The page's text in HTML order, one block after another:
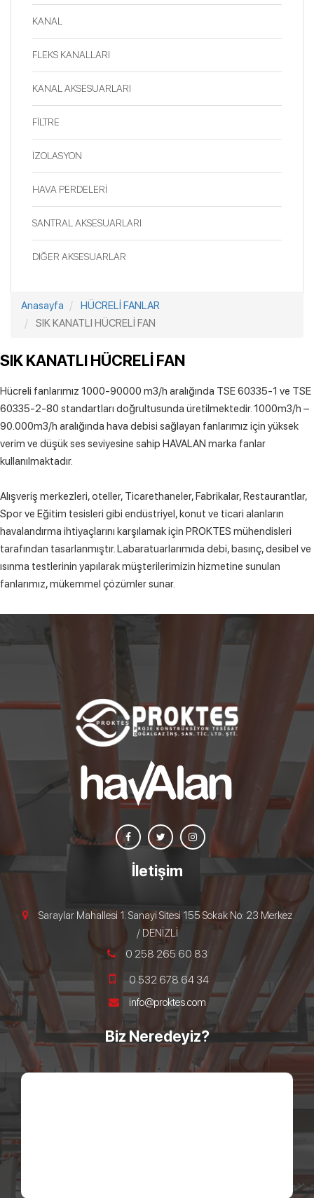
KANAL
FLEKS KANALLARI
KANAL AKSESUARLARI
FİLTRE
İZOLASYON
HAVA PERDELERİ
SANTRAL AKSESUARLARI
DIĞER AKSESUARLAR
Anasayfa
HÜCRELİ FANLAR
SIK KANATLI HÜCRELİ FAN
SIK KANATLI HÜCRELİ FAN
Hücreli fanlarımız 1000-90000 m3/h aralığında TSE 60335-1 ve TSE
60335-2-80 standartları doğrultusunda üretilmektedir. 1000m3/h –
90.000m3/h aralığında hava debisi sağlayan fanlarımız için yüksek
verim ve düşük ses seviyesine sahip HAVALAN marka fanlar
kullanılmaktadır.
Alışveriş merkezleri, oteller, Ticarethaneler, Fabrikalar, Restaurantlar,
Spor ve Eğitim tesisleri gibi endüstriyel, konut ve ticari alanların
havalandırma ihtiyaçlarını karşılamak için PROKTES mühendisleri
tarafından tasarlanmıştır. Labaratuarlarımıda debi, basınç, desibel ve
ısınma testlerinin yapılarak müşterilerimizin hizmetine sunulan
fanlarımız, mükemmel çözümler sunar.
İletişim
Saraylar Mahallesi 1. Sanayi Sitesi 155 Sokak No: 23 Merkez
/ DENİZLİ
0 258 265 60 83
0 532 678 64 34
info@proktes.com
Biz Neredeyiz?